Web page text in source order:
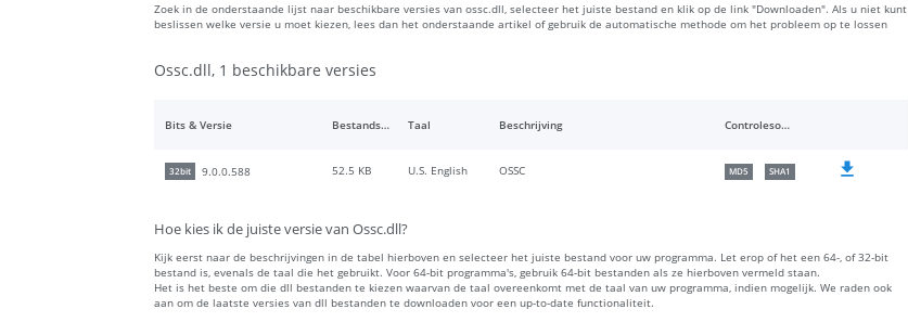
Zoek in de onderstaande lijst naar beschikbare versies van ossc.dll, selecteer het juiste bestand en klik op de link "Downloaden". Als u niet kunt
beslissen welke versie u moet kiezen, lees dan het onderstaande artikel of gebruik de automatische methode om het probleem op te lossen
Ossc.dll, 1 beschikbare versies
Bits & Versie Bestandsgrootte Taal Beschrijving Controlesommen
32bit 9.0.0.588 52.5 KB U.S. English OSSC MD5 SHA1
Hoe kies ik de juiste versie van Ossc.dll?
Kijk eerst naar de beschrijvingen in de tabel hierboven en selecteer het juiste bestand voor uw programma. Let erop of het een 64-, of 32-bit
bestand is, evenals de taal die het gebruikt. Voor 64-bit programma's, gebruik 64-bit bestanden als ze hierboven vermeld staan.
Het is het beste om die dll bestanden te kiezen waarvan de taal overeenkomt met de taal van uw programma, indien mogelijk. We raden ook
aan om de laatste versies van dll bestanden te downloaden voor een up-to-date functionaliteit.